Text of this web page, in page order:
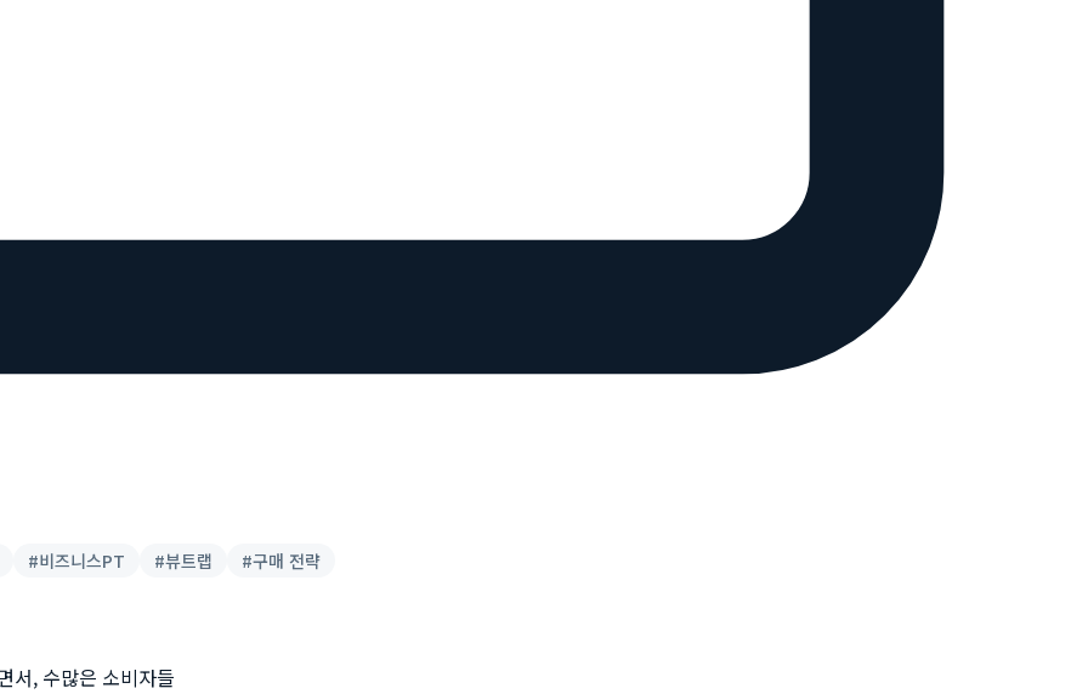
#비즈니스PT #뷰트랩 #구매 전략
서, 수많은 소비자들